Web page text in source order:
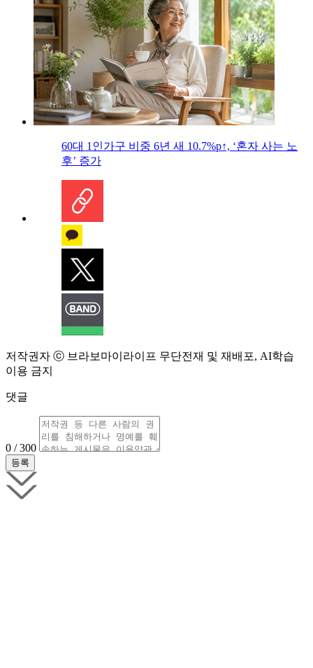
60대 1인가구 비중 6년 새 10.7%p↑, ‘혼자 사는 노
후’ 증가
저작권자 ⓒ 브라보마이라이프 무단전재 및 재배포, AI학습
이용 금지
댓글
0 / 300